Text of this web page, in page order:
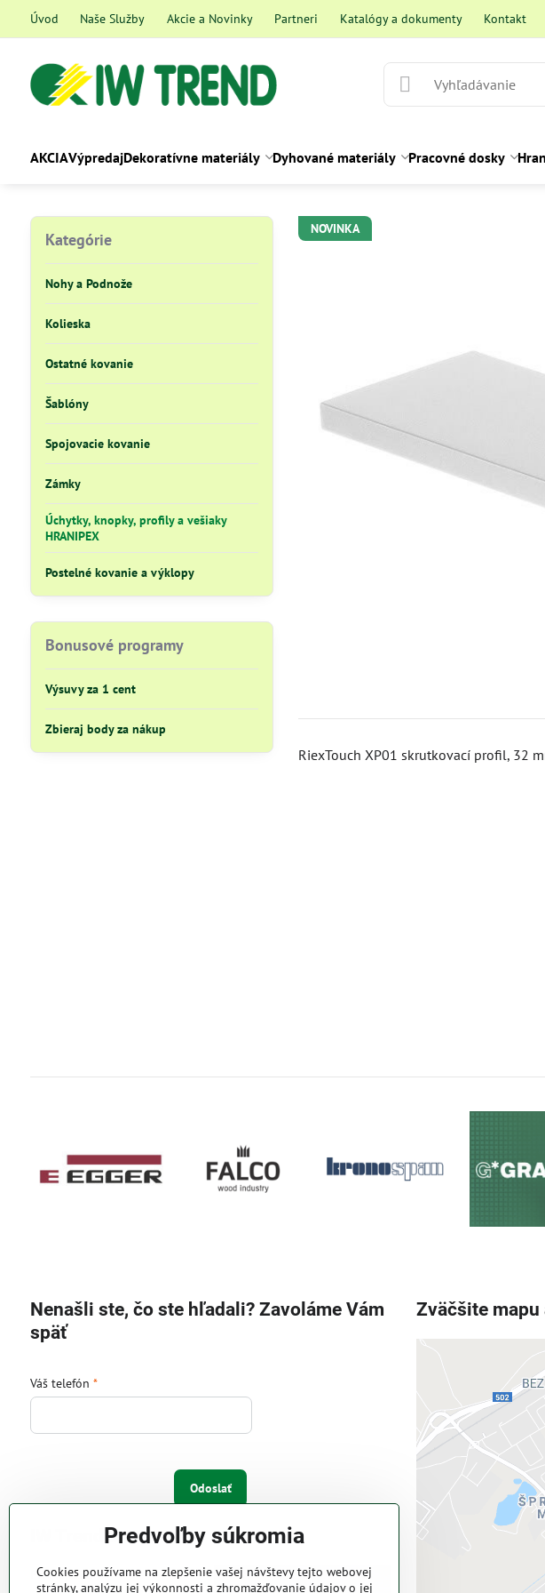
Úvod Naše Služby Akcie a Novinky Partneri Katalógy a dokumenty Kontakt
AKCIAVýpredajDekoratívne materiály Dyhované materiály Pracovné dosky
NOVINKA
RiexTouch XP01 skrutkovací profil, 32
Kategórie
Nohy a Podnože
Kolieska
Ostatné kovanie
Šablóny
Spojovacie kovanie
Zámky
Úchytky, knopky, profily a vešiaky
HRANIPEX
Postelné kovanie a výklopy
Bonusové programy
Výsuvy za 1 cent
Zbieraj body za nákup
Nenašli ste, čo ste hľadali? Zavoláme Vám
späť
Váš telefón *
Odoslať
IW Trend s.r.o.
Pri Majeri 6
Zväčšite mapu
Externý
Prajete si
Povoliť a
Predvoľby súkromia
Cookies používame na zlepšenie vašej návštevy tejto webovej
stránky, analýzu jej výkonnosti a zhromažďovanie údajov o jej